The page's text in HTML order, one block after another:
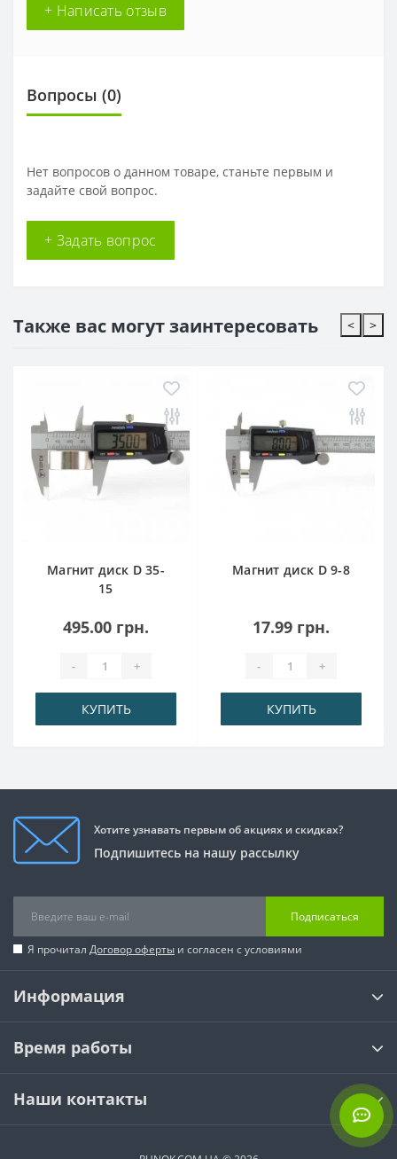
+ Написать отзыв
Вопросы (0)
Нет вопросов о данном товаре, станьте первым и
задайте свой вопрос.
+ Задать вопрос
Также вас могут заинтересовать <
Магнит диск D 35-
15
495.00 грн.
- +
КУПИТЬ
Магнит диск D 9-8
17.99 грн.
- +
КУПИТЬ
>
Хотите узнавать первым об акциях и скидках?
Подпишитесь на нашу рассылку
Подписаться
Я прочитал Договор оферты и согласен с условиями
Информация
Время работы
Наши контакты